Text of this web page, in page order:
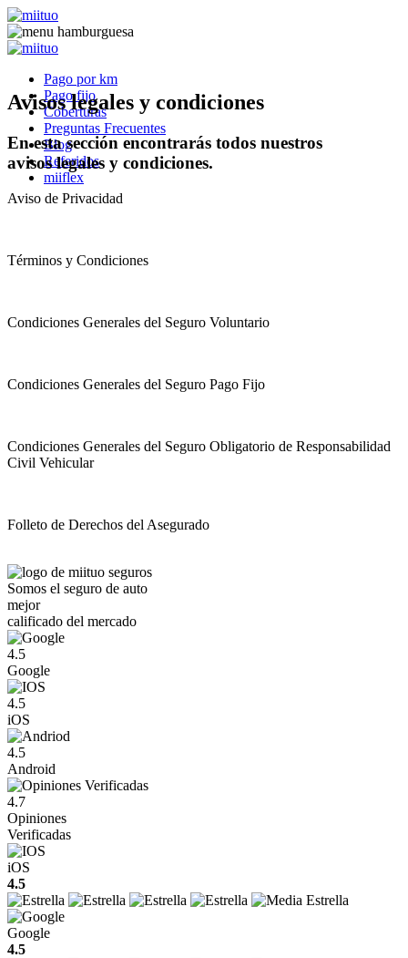
Pago por km
Pago fijo
Coberturas
Preguntas Frecuentes
Blog
Referidos
miiflex
Avisos legales y condiciones
En esta sección encontrarás todos nuestros
avisos legales y condiciones.
Aviso de Privacidad
Términos y Condiciones
Condiciones Generales del Seguro Voluntario
Condiciones Generales del Seguro Pago Fijo
Condiciones Generales del Seguro Obligatorio de Responsabilidad
Civil Vehicular
Folleto de Derechos del Asegurado
Somos el seguro de auto
mejor
calificado del mercado
4.5
Google
4.5
iOS
4.5
Android
4.7
Opiniones
Verificadas
iOS
4.5
Google
4.5